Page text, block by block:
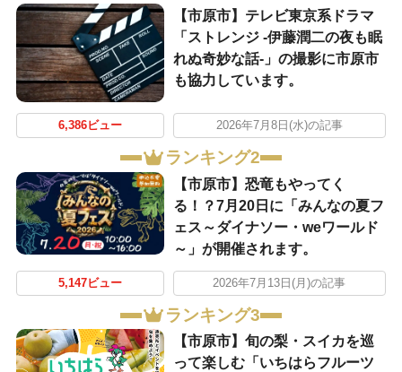
【市原市】テレビ東京系ドラマ
「ストレンジ -伊藤潤二の夜も眠
れぬ奇妙な話-」の撮影に市原市
も協力しています。
6,386ビュー 2026年7月8日(水)の記事
ランキング2
【市原市】恐竜もやってく
る！？7月20日に「みんなの夏フ
ェス～ダイナソー・weワールド
～」が開催されます。
5,147ビュー 2026年7月13日(月)の記事
ランキング3
【市原市】旬の梨・スイカを巡
って楽しむ「いちはらフルーツ